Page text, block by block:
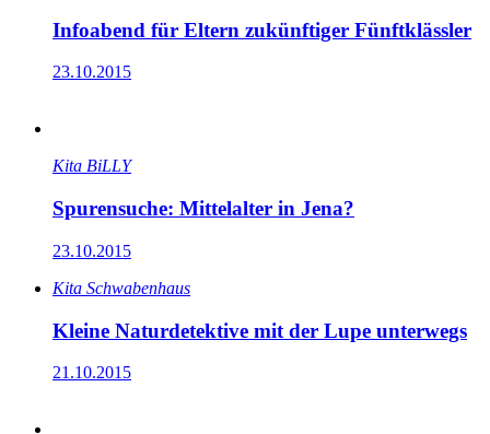
Infoabend für Eltern zukünftiger Fünftklässler
23.10.2015
Kita BiLLY
Spurensuche: Mittelalter in Jena?
23.10.2015
Kita Schwabenhaus
Kleine Naturdetektive mit der Lupe unterwegs
21.10.2015